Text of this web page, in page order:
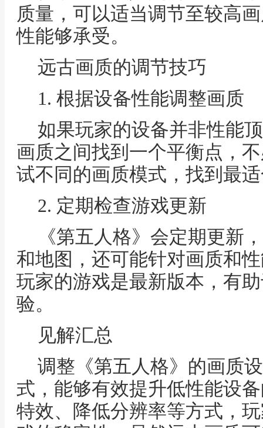
质量，可以适当调节至较高
性能够承受。
远古画质的调节技巧
1. 根据设备性能调整画质
如果玩家的设备并非性能
画质之间找到一个平衡点，
试不同的画质模式，找到最
2. 定期检查游戏更新
《第五人格》会定期更新
和地图，还可能针对画质和
玩家的游戏是最新版本，有
验。
见解汇总
调整《第五人格》的画质
式，能够有效提升低性能设
特效、降低分辨率等方式，